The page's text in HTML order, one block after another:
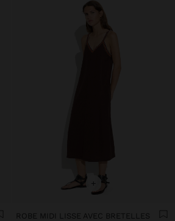
+
ROBE MIDI LISSE AVEC BRETELLES